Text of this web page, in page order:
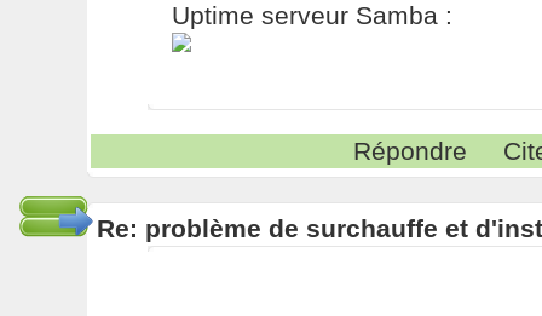
Uptime serveur Samba :
Répondre
Re: problème de surchauffe et